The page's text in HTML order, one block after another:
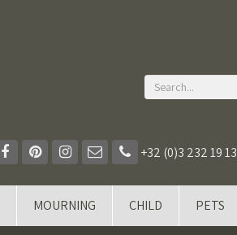
+32 (0)3 232 19 13
MOURNING CHILD PETS